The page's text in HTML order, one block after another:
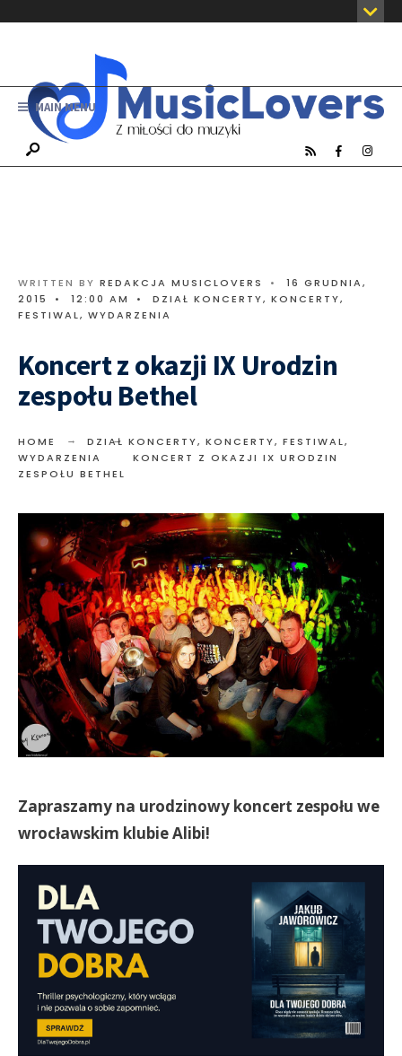
MAIN MENU
WRITTEN BY REDAKCJA MUSICLOVERS •
16 GRUDNIA,
2015
• 12:00 AM • DZIAŁ KONCERTY, KONCERTY,
FESTIWAL, WYDARZENIA
Koncert z okazji IX Urodzin
zespołu Bethel
HOME DZIAŁ KONCERTY, KONCERTY, FESTIWAL,
WYDARZENIA
KONCERT Z OKAZJI IX URODZIN
ZESPOŁU BETHEL
Zapraszamy na urodzinowy koncert zespołu we
wrocławskim klubie Alibi!